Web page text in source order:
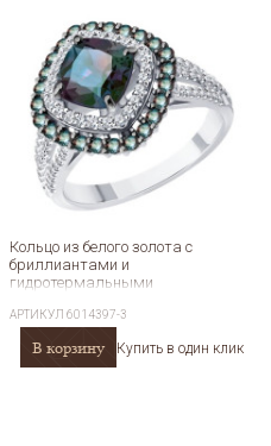
Кольцо из белого золота с
бриллиантами и
гидротермальными
6014397-3
АРТИКУЛ6014397-3
В корзину Купить в один клик